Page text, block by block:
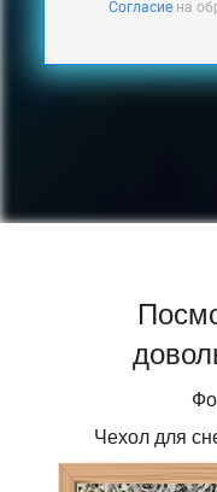
Согласиена
Чехол для